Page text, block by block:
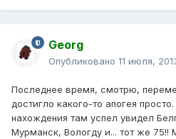
Georg
Опубликовано 11 июля,
Последнее время, смотрю,
достигло какого-то апогея
нахождения там успел увидел
Мурманск, Вологду и... тот же